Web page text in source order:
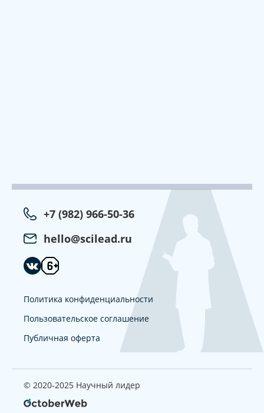
+7 (982) 966-50-36
hello@scilead.ru
Политика конфиденциальности
Пользовательское соглашение
Публичная оферта
© 2020-2025 Научный лидер